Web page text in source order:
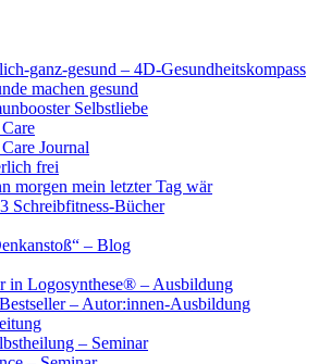
ganz-gesund – 4D-Gesundheitskompass
machen gesund
Selbstliebe
Journal
frei
morgen mein letzter Tag wär
Schreibfitness-Bücher
– Blog
in Logosynthese® – Ausbildung
– Autor:innen-Ausbildung
– Seminar